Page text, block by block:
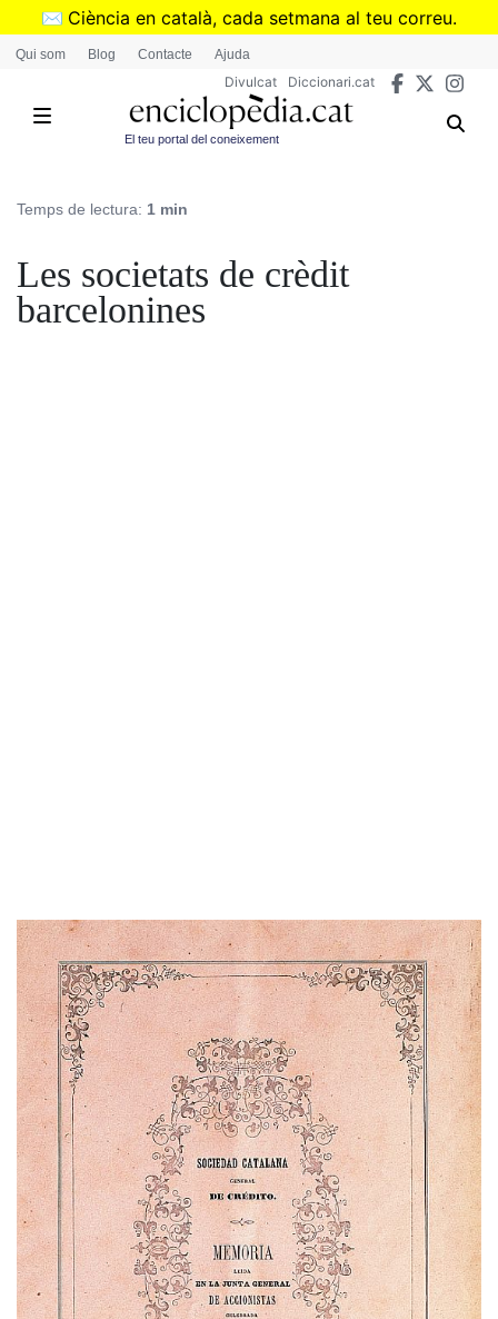
Vés
✉️ Ciència en català, cada setmana al teu correu.
➜Subscriu-te al butlletí de Divulcat
Qui som Blog Contacte Ajuda
Divulcat Diccionari.cat
El teu portal del coneixement
Temps de lectura: 1 min
Les societats de crèdit
barcelonines